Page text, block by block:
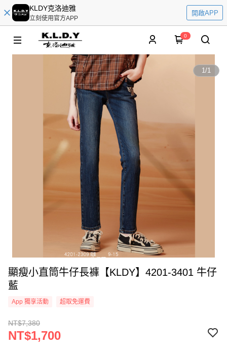
KLDY克洛迪雅
立刻使用官方APP
開啟APP
0
1/1
顯瘦小直筒牛仔長褲【KLDY】4201-3401 牛仔
藍
App 獨享活動 超取免運費
NT$7,380
NT$1,700